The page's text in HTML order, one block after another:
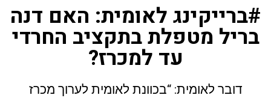
#ברייקינג לאומית: האם דנה
בריל מטפלת בתקציב החרדי
עד למכרז?
דובר לאומית: “בכוונת לאומית לערוך מכרז